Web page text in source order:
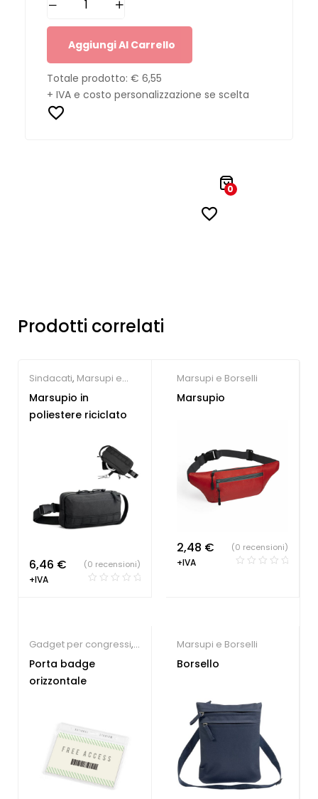
Aggiungi Al Carrello
Totale prodotto: € 6,55
+ IVA e costo personalizzazione se scelta
0
Prodotti correlati
Sindacati, Marsupi e
Borselli
Marsupio in
poliestere riciclato
6,46 €
+IVA
(0 recensioni)
Marsupi e Borselli
Marsupio
2,48 €
+IVA
(0 recensioni)
Gadget per congressi,
Gadget per fiere
Lanyard
Porta badge
orizzontale
Marsupi e Borselli
Borsello